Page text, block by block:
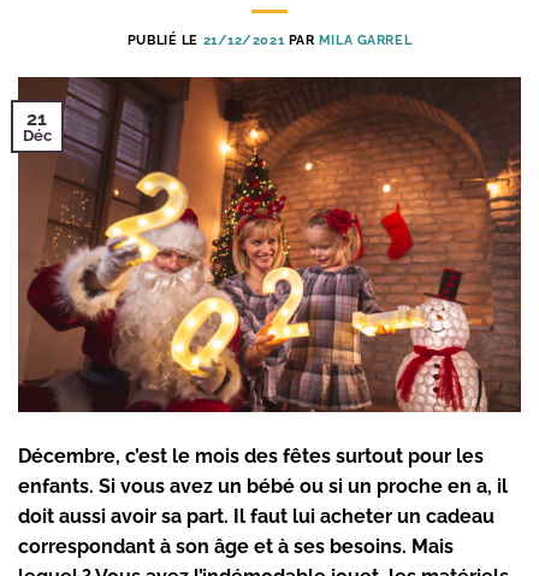
PUBLIÉ LE 21/12/2021 PAR MILA GARREL
21
Déc
Décembre, c’est le mois des fêtes surtout pour les
enfants. Si vous avez un bébé ou si un proche en a, il
doit aussi avoir sa part. Il faut lui acheter un cadeau
correspondant à son âge et à ses besoins. Mais